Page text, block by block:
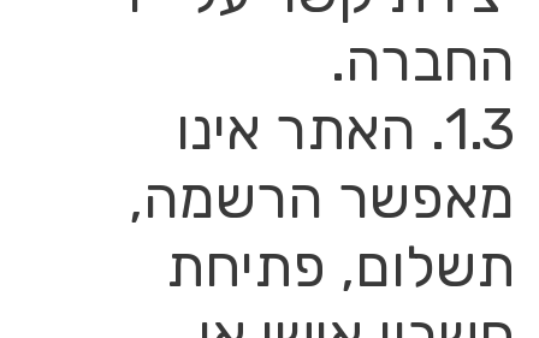
החברה.
1.3. האתר אינו
מאפשר הרשמה,
תשלום, פתיחת